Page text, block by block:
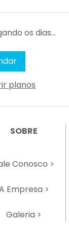
os dias...
planos
SOBRE
Conosco >
Empresa >
Galeria >